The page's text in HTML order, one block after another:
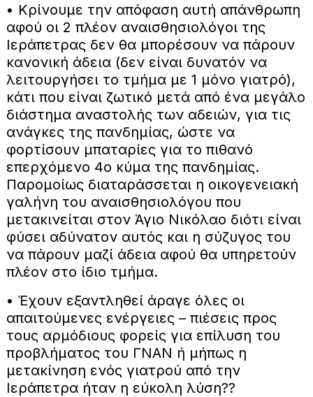
• Κρίνουμε την απόφαση αυτή απάνθρωπη
αφού οι 2 πλέον αναισθησιολόγοι της
Ιεράπετρας δεν θα μπορέσουν να πάρουν
κανονική άδεια (δεν είναι δυνατόν να
λειτουργήσει το τμήμα με 1 μόνο γιατρό),
κάτι που είναι ζωτικό μετά από ένα μεγάλο
διάστημα αναστολής των αδειών, για τις
ανάγκες της πανδημίας, ώστε να
φορτίσουν μπαταρίες για το πιθανό
επερχόμενο 4ο κύμα της πανδημίας.
Παρομοίως διαταράσσεται η οικογενειακή
γαλήνη του αναισθησιολόγου που
μετακινείται στον Άγιο Νικόλαο διότι είναι
φύσει αδύνατον αυτός και η σύζυγος του
να πάρουν μαζί άδεια αφού θα υπηρετούν
πλέον στο ίδιο τμήμα.
• Έχουν εξαντληθεί άραγε όλες οι
απαιτούμενες ενέργειες – πιέσεις προς
τους αρμόδιους φορείς για επίλυση του
προβλήματος του ΓΝΑΝ ή μήπως η
μετακίνηση ενός γιατρού από την
Ιεράπετρα ήταν η εύκολη λύση??